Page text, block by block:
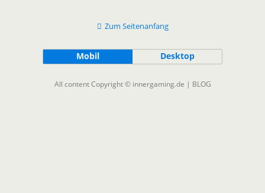
Zum Seitenanfang
Mobil Desktop
All content Copyright © innergaming.de | BLOG